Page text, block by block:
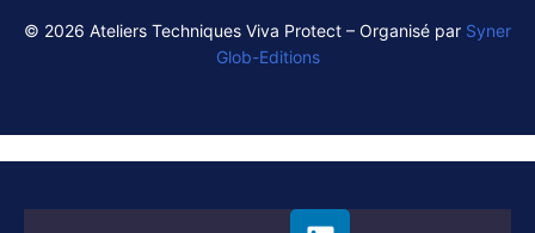
© 2026 Ateliers Techniques Viva Protect – Organisé par Syner
Glob-Editions